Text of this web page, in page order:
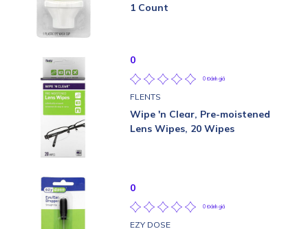
1 Count
0
0 Đánh giá
FLENTS
Wipe 'n Clear, Pre-moistened
Lens Wipes, 20 Wipes
0
0 Đánh giá
EZY DOSE